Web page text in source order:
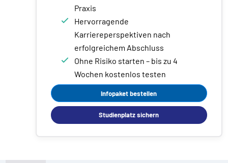
Praxis
Hervorragende
Karriereperspektiven nach
erfolgreichem Abschluss
Ohne Risiko starten – bis zu 4
Wochen kostenlos testen
Infopaket bestellen
Studienplatz sichern